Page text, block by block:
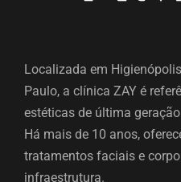
Localizada em
Paulo, a clínica ZAY é
estéticas de última
Há mais de 10 anos,
tratamentos faciais e
infraestrutura.